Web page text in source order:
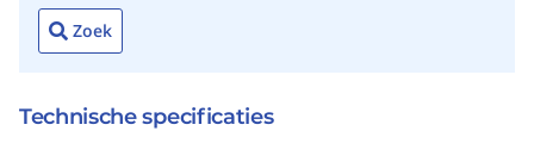
Zoek
Technische specificaties